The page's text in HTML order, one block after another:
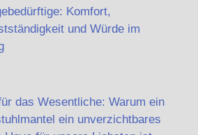
Komfort,
und Würde im
das Wesentliche: Warum ein
ein unverzichtbares